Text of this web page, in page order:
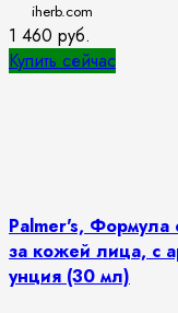
iherb.com
1 460 руб.
Купить сейчас
Palmer's, Формула
за кожей лица, с
унция (30 мл)